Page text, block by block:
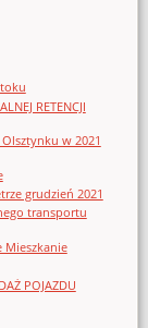
RETENCJI
w 2021
grudzień 2021
transportu
Mieszkanie
POJAZDU